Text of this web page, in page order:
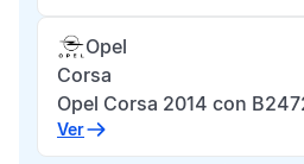
Opel
Corsa
Opel Corsa 2014 con
Ver